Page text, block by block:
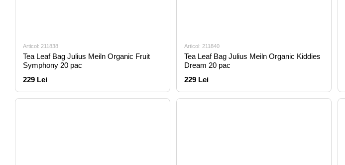
Articol: 211838
Tea Leaf Bag Julius Meiln Organic Fruit
Symphony 20 pac
229 Lei
Articol: 211840
Tea Leaf Bag Julius Meiln Organic Kiddies
Dream 20 pac
229 Lei